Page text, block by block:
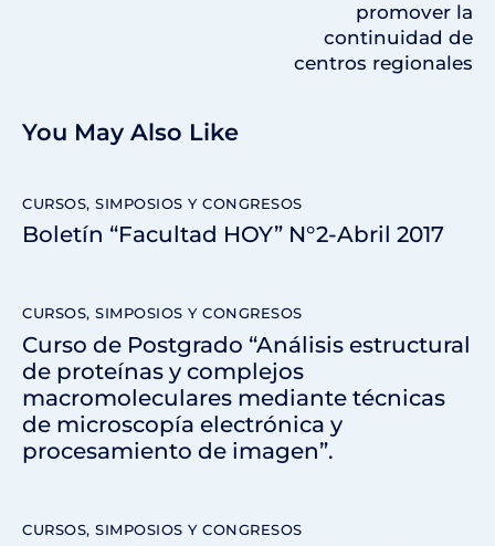
promover la
continuidad de
centros regionales
You May Also Like
CURSOS, SIMPOSIOS Y CONGRESOS
Boletín “Facultad HOY” N°2-Abril 2017
CURSOS, SIMPOSIOS Y CONGRESOS
Curso de Postgrado “Análisis estructural
de proteínas y complejos
macromoleculares mediante técnicas
de microscopía electrónica y
procesamiento de imagen”.
CURSOS, SIMPOSIOS Y CONGRESOS